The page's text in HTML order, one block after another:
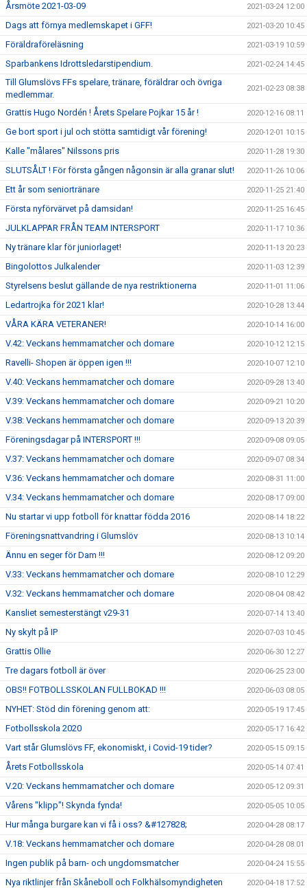
Årsmöte 2021-03-09 2021-03-24 12:00
Dags att förnya medlemskapet i GFF! 2021-03-20 10:45
Föräldraföreläsning 2021-03-19 10:59
Sparbankens Idrottsledarstipendium. 2021-02-24 14:45
Till Glumslövs FFs spelare, tränare, föräldrar och övriga
medlemmar.
2021-02-23 08:38
Grattis Hugo Nordén ! Årets Spelare Pojkar 15 år ! 2020-12-16 08:11
Ge bort sport i jul och stötta samtidigt vår förening! 2020-12-01 10:15
Kalle "målares" Nilssons pris 2020-11-28 19:30
SLUTSÅLT ! För första gången någonsin är alla granar slut! 2020-11-26 10:06
Ett år som seniortränare 2020-11-25 21:40
Första nyförvärvet på damsidan! 2020-11-25 16:45
JULKLAPPAR FRÅN TEAM INTERSPORT 2020-11-17 10:36
Ny tränare klar för juniorlaget! 2020-11-13 20:23
Bingolottos Julkalender 2020-11-03 12:39
Styrelsens beslut gällande de nya restriktionerna 2020-11-01 11:06
Ledartrojka för 2021 klar! 2020-10-28 13:44
VÅRA KÄRA VETERANER! 2020-10-14 16:00
V.42: Veckans hemmamatcher och domare 2020-10-12 12:15
Ravelli- Shopen är öppen igen !!! 2020-10-07 12:10
V.40: Veckans hemmamatcher och domare 2020-09-28 13:40
V.39: Veckans hemmamatcher och domare 2020-09-21 10:20
V.38: Veckans hemmamatcher och domare 2020-09-13 20:39
Föreningsdagar på INTERSPORT !!! 2020-09-08 09:05
V.37: Veckans hemmamatcher och domare 2020-09-07 08:34
V.36: Veckans hemmamatcher och domare 2020-08-31 11:00
V.34: Veckans hemmamatcher och domare 2020-08-17 09:00
Nu startar vi upp fotboll för knattar födda 2016 2020-08-14 18:22
Föreningsnattvandring i Glumslöv 2020-08-13 10:14
Ännu en seger för Dam !!! 2020-08-12 09:20
V.33: Veckans hemmamatcher och domare 2020-08-10 12:29
V.32: Veckans hemmamatcher och domare 2020-08-04 08:42
Kansliet semesterstängt v29-31 2020-07-14 13:40
Ny skylt på IP 2020-07-03 10:45
Grattis Ollie 2020-06-30 12:27
Tre dagars fotboll är över 2020-06-25 23:00
OBS!! FOTBOLLSSKOLAN FULLBOKAD !!! 2020-06-03 08:05
NYHET: Stöd din förening genom att: 2020-05-19 17:45
Fotbollsskola 2020 2020-05-17 16:42
Vart står Glumslövs FF, ekonomiskt, i Covid-19 tider? 2020-05-15 09:15
Årets Fotbollsskola 2020-05-14 07:41
V.20: Veckans hemmamatcher och domare 2020-05-12 09:31
Vårens "klipp"! Skynda fynda! 2020-05-05 10:05
Hur många burgare kan vi få i oss? &#127828; 2020-04-28 08:17
V.18: Veckans hemmamatcher och domare 2020-04-28 08:01
Ingen publik på barn- och ungdomsmatcher 2020-04-24 15:55
Nya riktlinjer från Skåneboll och Folkhälsomyndigheten 2020-04-18 17:52